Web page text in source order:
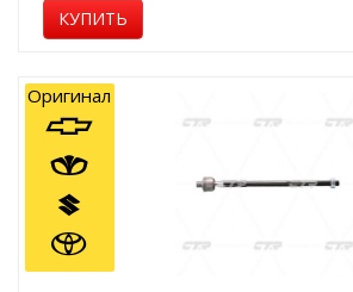
КУПИТЬ
Оригинал